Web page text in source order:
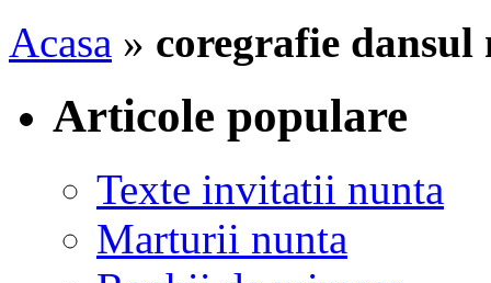
Acasa » coregrafie
Articole populare
Texte invitatii nunta
Marturii nunta